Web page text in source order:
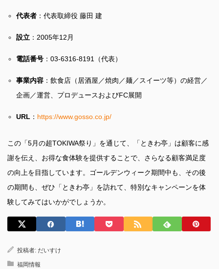
代表者 ：代表取締役 藤田 建
設立 ：2005年12月
電話番号 ：03-6316-8191（代表）
事業内容 ：飲食店（居酒屋／焼肉／麺／スイーツ等）の経営／
企画／運営、プロデュースおよびFC展開
URL ： https://www.gosso.co.jp/
この「5月の超TOKIWA祭り」を通じて、「ときわ亭」は顧客に感
謝を伝え、お得な食体験を提供することで、さらなる顧客満足度
の向上を目指しています。ゴールデンウィーク期間中も、その後
の期間も、ぜひ「ときわ亭」を訪れて、特別なキャンペーンを体
験してみてはいかがでしょうか。
投稿者: だいすけ
福岡情報